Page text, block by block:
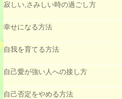
寂しい,さみしい時の過ごし方
幸せになる方法
自我を育てる方法
自己愛が強い人への接し方
自己否定をやめる方法